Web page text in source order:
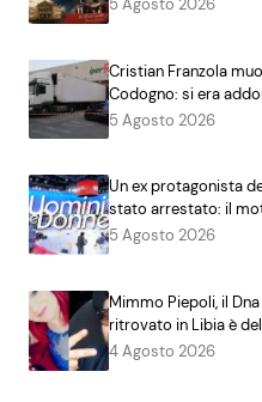
Cristian Franzola
Codogno: si era
5 Agosto 2026
Un ex protagonista
stato arrestato: il
5 Agosto 2026
Mimmo Piepoli, il
ritrovato in Libia è
4 Agosto 2026